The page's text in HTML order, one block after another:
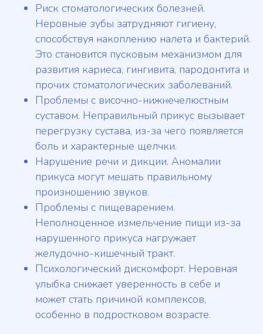
Риск стоматологических болезней.
Неровные зубы затрудняют гигиену,
способствуя накоплению налета и бактерий.
Это становится пусковым механизмом для
развития кариеса, гингивита, пародонтита и
прочих стоматологических заболеваний.
Проблемы с височно-нижнечелюстным
суставом. Неправильный прикус вызывает
перегрузку сустава, из-за чего появляется
боль и характерные щелчки.
Нарушение речи и дикции. Аномалии
прикуса могут мешать правильному
произношению звуков.
Проблемы с пищеварением.
Неполноценное измельчение пищи из-за
нарушенного прикуса нагружает
желудочно-кишечный тракт.
Психологический дискомфорт. Неровная
улыбка снижает уверенность в себе и
может стать причиной комплексов,
особенно в подростковом возрасте.